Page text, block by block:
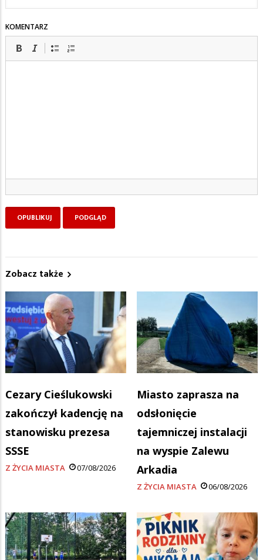
KOMENTARZ
Zobacz także
Cezary Cieślukowski
zakończył kadencję na
stanowisku prezesa
SSSE
Z ŻYCIA MIASTA 07/08/2026
Miasto zaprasza na
odsłonięcie
tajemniczej instalacji
na wyspie Zalewu
Arkadia
Z ŻYCIA MIASTA 06/08/2026